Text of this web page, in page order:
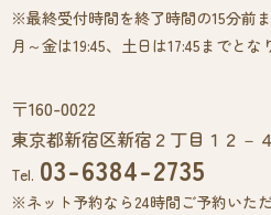
※最終受付時間を終了時間の15分前
月～金は19:45、土日は17:45までとな
〒160-0022
東京都新宿区新宿２丁目１２－
Tel. 03-6384-2735
※ネット予約なら24時間ご予約いただ